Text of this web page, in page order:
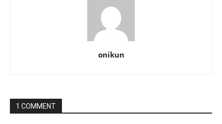
onikun
1 COMMENT